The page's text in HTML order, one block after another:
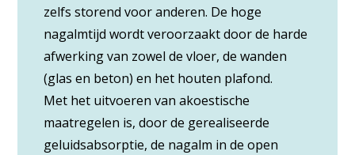
zelfs storend voor anderen. De hoge
nagalmtijd wordt veroorzaakt door de harde
afwerking van zowel de vloer, de wanden
(glas en beton) en het houten plafond.
Met het uitvoeren van akoestische
maatregelen is, door de gerealiseerde
geluidsabsorptie, de nagalm in de open